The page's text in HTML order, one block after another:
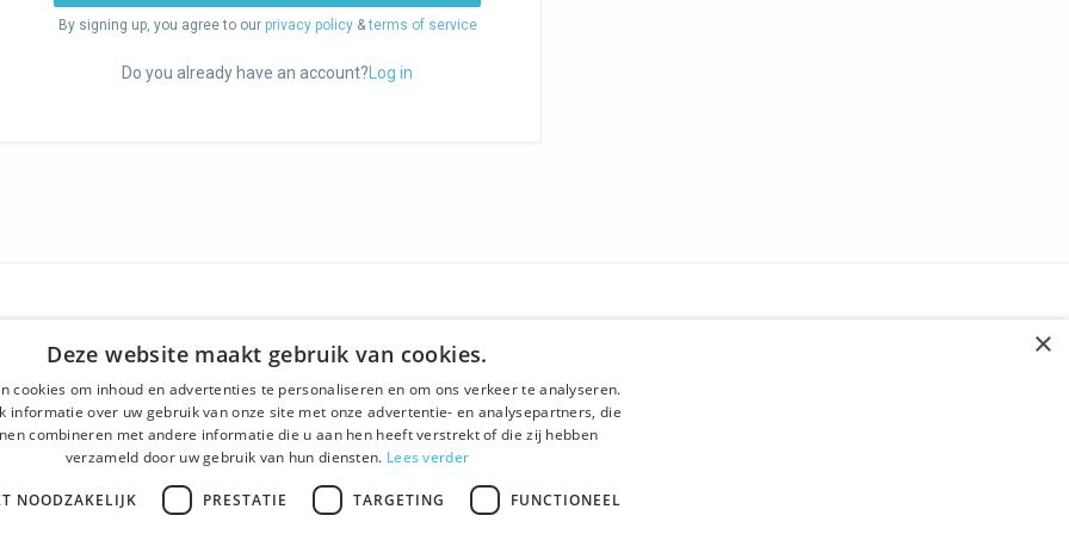
By signing up, you agree to our privacy policy&terms of service
Do you already have an account? Log in
conditions
One day tour
Ghent History tour
Activities
Instagram
LinkedIn
×
Deze website maakt gebruik van cookies.
cookies om inhoud en advertenties te personaliseren en om ons verkeer te analyseren.
informatie over uw gebruik van onze site met onze advertentie- en analysepartners, die
combineren met andere informatie die u aan hen heeft verstrekt of die zij hebben
verzameld door uw gebruik van hun diensten. Lees verder
NOODZAKELIJK PRESTATIE TARGETING FUNCTIONEEL